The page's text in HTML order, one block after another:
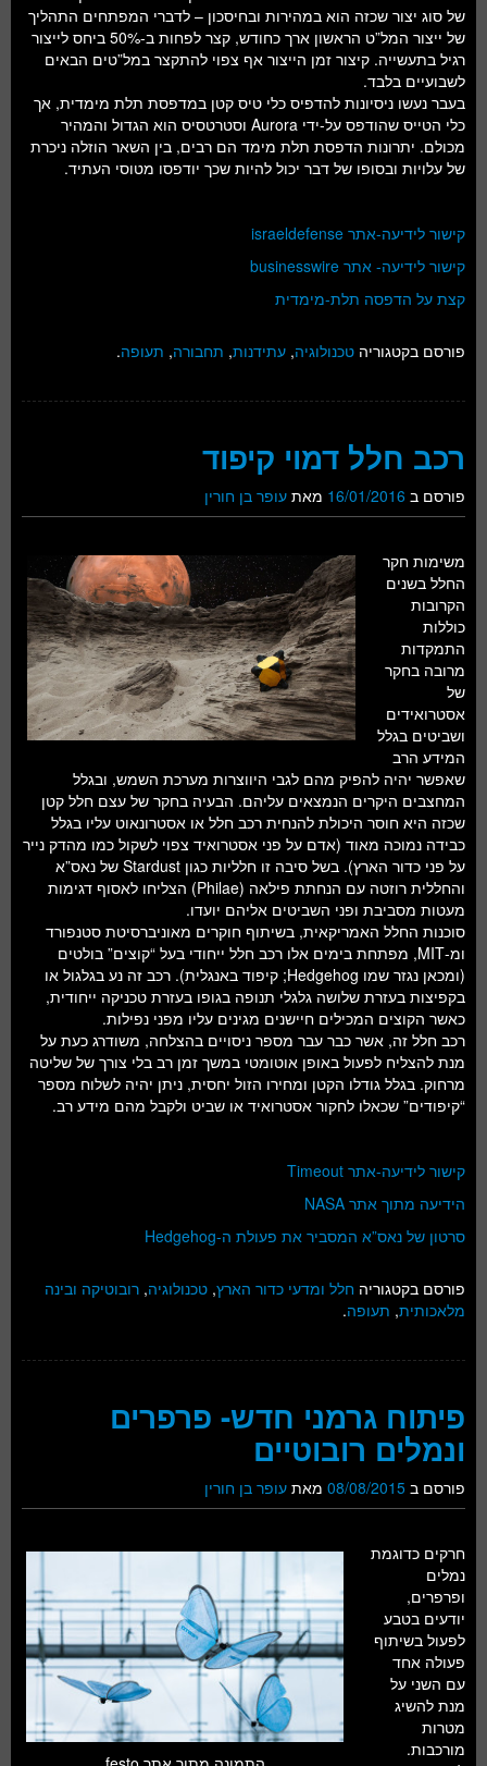
של סוג יצור שכזה הוא במהירות ובחיסכון – לדברי המפתחים התהליך
של ייצור המל”ט הראשון ארך כחודש, קצר לפחות ב-50% ביחס לייצור
רגיל בתעשייה. קיצור זמן הייצור אף צפוי להתקצר במל”טים הבאים
לשבועיים בלבד.
בעבר נעשו ניסיונות להדפיס כלי טיס קטן במדפסת תלת מימדית, אך
כלי הטייס שהודפס על-ידי Aurora וסטרטסיס הוא הגדול והמהיר
מכולם. יתרונות הדפסת תלת מימד הם רבים, בין השאר הוזלה ניכרת
של עלויות ובסופו של דבר יכול להיות שכך יודפסו מטוסי העתיד.
קישור לידיעה-אתר israeldefense
קישור לידיעה- אתר businesswire
קצת על הדפסה תלת-מימדית
פורסם בקטגוריה טכנולוגיה, עתידנות, תחבורה, תעופה.
רכב חלל דמוי קיפוד
פורסם ב 16/01/2016 מאת עופר בן חורין
משימות חקר
החלל בשנים
הקרובות
כוללות
התמקדות
מרובה בחקר
של
אסטרואידים
ושביטים בגלל
המידע הרב
שאפשר יהיה להפיק מהם לגבי היווצרות מערכת השמש, ובגלל
המחצבים היקרים הנמצאים עליהם. הבעיה בחקר של עצם חלל קטן
שכזה היא חוסר היכולת להנחית רכב חלל או אסטרונאוט עליו בגלל
כבידה נמוכה מאוד (אדם על פני אסטרואיד צפוי לשקול כמו מהדק נייר
על פני כדור הארץ). בשל סיבה זו חלליות כגון Stardust של נאס”א
והחללית רוזטה עם הנחתת פילאה (Philae) הצליחו לאסוף דגימות
מעטות מסביבת ופני השביטים אליהם יועדו.
סוכנות החלל האמריקאית, בשיתוף חוקרים מאוניברסיטת סטנפורד
ומ-MIT, מפתחת בימים אלו רכב חלל ייחודי בעל “קוצים” בולטים
(ומכאן נגזר שמו Hedgehog; קיפוד באנגלית). רכב זה נע בגלגול או
בקפיצות בעזרת שלושה גלגלי תנופה בגופו בעזרת טכניקה ייחודית,
כאשר הקוצים המכילים חיישנים מגינים עליו מפני נפילות.
רכב חלל זה, אשר כבר עבר מספר ניסויים בהצלחה, משודרג כעת על
מנת להצליח לפעול באופן אוטומטי במשך זמן רב בלי צורך של שליטה
מרחוק. בגלל גודלו הקטן ומחירו הזול יחסית, ניתן יהיה לשלוח מספר
“קיפודים” שכאלו לחקור אסטרואיד או שביט ולקבל מהם מידע רב.
קישור לידיעה-אתר Timeout
הידיעה מתוך אתר NASA
סרטון של נאס”א המסביר את פעולת ה-Hedgehog
פורסם בקטגוריה חלל ומדעי כדור הארץ, טכנולוגיה, רובוטיקה ובינה
מלאכותית, תעופה.
פיתוח גרמני חדש- פרפרים
ונמלים רובוטיים
פורסם ב 08/08/2015 מאת עופר בן חורין
חרקים כדוגמת
נמלים
ופרפרים,
יודעים בטבע
לפעול בשיתוף
פעולה אחד
עם השני על
מנת להשיג
מטרות
מורכבות.